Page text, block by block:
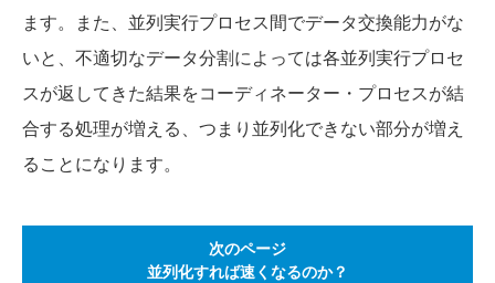
ます。また、並列実行プロセス間でデータ交換能力がな
いと、不適切なデータ分割によっては各並列実行プロセ
スが返してきた結果をコーディネーター・プロセスが結
合する処理が増える、つまり並列化できない部分が増え
ることになります。
次のページ
並列化すれば速くなるのか？